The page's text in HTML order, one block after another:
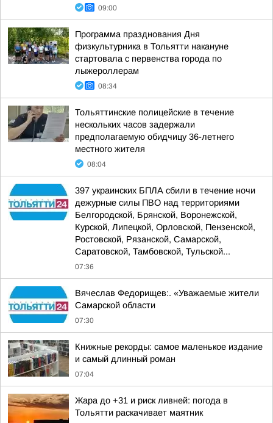
09:00
Программа празднования Дня
физкультурника в Тольятти накануне
стартовала с первенства города по
лыжероллерам
08:34
Тольяттинские полицейские в течение
нескольких часов задержали
предполагаемую обидчицу 36-летнего
местного жителя
08:04
397 украинских БПЛА сбили в течение ночи
дежурные силы ПВО над территориями
Белгородской, Брянской, Воронежской,
Курской, Липецкой, Орловской, Пензенской,
Ростовской, Рязанской, Самарской,
Саратовской, Тамбовской, Тульской...
07:36
Вячеслав Федорищев:. «Уважаемые жители
Самарской области
07:30
Книжные рекорды: самое маленькое издание
и самый длинный роман
07:04
Жара до +31 и риск ливней: погода в
Тольятти раскачивает маятник